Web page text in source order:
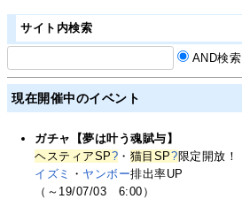
サイト内検索
AND検索
現在開催中のイベント
ガチャ【夢は叶う魂賦与】
ヘスティアSP? ・ 猫目SP?限定開放！
イズミ
・ ヤンボー排出率UP
（～19/07/03 6:00）